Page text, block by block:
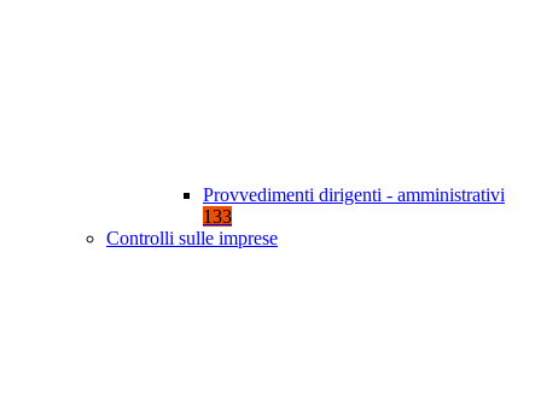
Provvedimenti dirigenti - amministrativi
133
Controlli sulle imprese